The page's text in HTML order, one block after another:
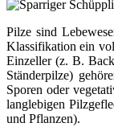
Pilze sind
Klassifikation ein
Einzeller (z. B.
Ständerpilze)
Sporen oder
langlebigen
und Pflanzen).